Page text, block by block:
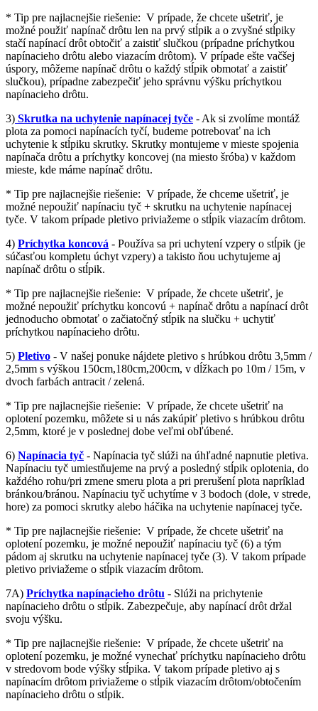
* Tip pre najlacnejšie riešenie: V prípade, že chcete ušetriť, je
možné použiť napínač drôtu len na prvý stĺpik a o zvyšné stĺpiky
stačí napínací drôt obtočiť a zaistiť slučkou (prípadne príchytkou
napínacieho drôtu alebo viazacím drôtom). V prípade ešte vačšej
úspory, môžeme napínač drôtu o každý stĺpik obmotať a zaistiť
slučkou), prípadne zabezpečiť jeho správnu výšku príchytkou
napínacieho drôtu.
3) Skrutka na uchytenie napínacej tyče - Ak si zvolíme montáž
plota za pomoci napínacích tyčí, budeme potrebovať na ich
uchytenie k stĺpiku skrutky. Skrutky montujeme v mieste spojenia
napínača drôtu a príchytky koncovej (na miesto šróba) v každom
mieste, kde máme napínač drôtu.
* Tip pre najlacnejšie riešenie: V prípade, že chceme ušetriť, je
možné nepoužiť napínaciu tyč + skrutku na uchytenie napínacej
tyče. V takom prípade pletivo priviažeme o stĺpik viazacím drôtom.
4) Príchytka koncová - Používa sa pri uchytení vzpery o stĺpik (je
súčasťou kompletu úchyt vzpery) a takisto ňou uchytujeme aj
napínač drôtu o stĺpik.
* Tip pre najlacnejšie riešenie: V prípade, že chcete ušetriť, je
možné nepoužiť príchytku koncovú + napínač drôtu a napínací drôt
jednoducho obmotať o začiatočný stĺpik na slučku + uchytiť
príchytkou napínacieho drôtu.
5) Pletivo - V našej ponuke nájdete pletivo s hrúbkou drôtu 3,5mm /
2,5mm s výškou 150cm,180cm,200cm, v dĺžkach po 10m / 15m, v
dvoch farbách antracit / zelená.
* Tip pre najlacnejšie riešenie: V prípade, že chcete ušetriť na
oplotení pozemku, môžete si u nás zakúpiť pletivo s hrúbkou drôtu
2,5mm, ktoré je v poslednej dobe veľmi obľúbené.
6) Napínacia tyč - Napínacia tyč slúži na úhľadné napnutie pletiva.
Napínaciu tyč umiestňujeme na prvý a posledný stĺpik oplotenia, do
každého rohu/pri zmene smeru plota a pri prerušení plota napríklad
bránkou/bránou. Napínaciu tyč uchytíme v 3 bodoch (dole, v strede,
hore) za pomoci skrutky alebo háčika na uchytenie napínacej tyče.
* Tip pre najlacnejšie riešenie: V prípade, že chcete ušetriť na
oplotení pozemku, je možné nepoužiť napínaciu tyč (6) a tým
pádom aj skrutku na uchytenie napínacej tyče (3). V takom prípade
pletivo priviažeme o stĺpik viazacím drôtom.
7A) Príchytka napínacieho drôtu - Slúži na prichytenie
napínacieho drôtu o stĺpik. Zabezpečuje, aby napínací drôt držal
svoju výšku.
* Tip pre najlacnejšie riešenie: V prípade, že chcete ušetriť na
oplotení pozemku, je možné vynechať príchytku napínacieho drôtu
v stredovom bode výšky stĺpika. V takom prípade pletivo aj s
napínacím drôtom priviažeme o stĺpik viazacím drôtom/obtočením
napínacieho drôtu o stĺpik.